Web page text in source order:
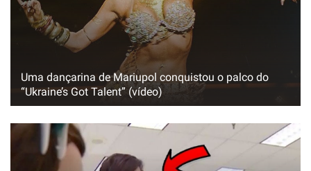
Uma dançarina de Mariupol conquistou o palco do
“Ukraine’s Got Talent” (vídeo)